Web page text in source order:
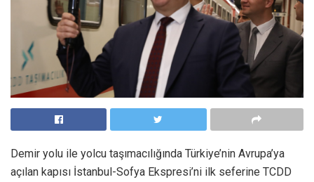
Demir yolu ile yolcu taşımacılığında Türkiye’nin Avrupa’ya
açılan kapısı İstanbul-Sofya Ekspresi’ni ilk seferine TCDD